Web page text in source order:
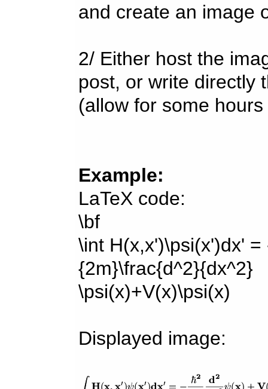
and create an image
2/ Either host the
post, or write directly
(allow for some
Example:
LaTeX code:
\bf
\int H(x,x')\psi(x')dx'
{2m}\frac{d^2}{dx^2}
\psi(x)+V(x)\psi(x)
Displayed image: